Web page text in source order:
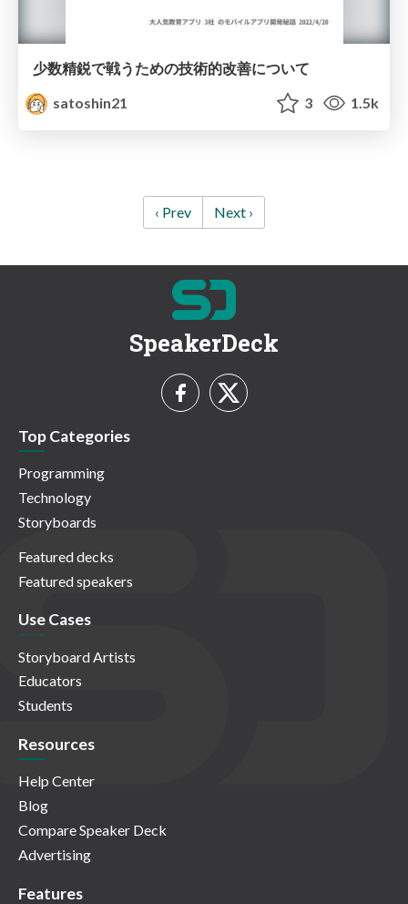
少数精鋭で戦うための技術的改善について
satoshin21
3 1.5k
‹ Prev Next ›
SpeakerDeck
Top Categories
Programming
Technology
Storyboards
Featured decks
Featured speakers
Use Cases
Storyboard Artists
Educators
Students
Resources
Help Center
Blog
Compare Speaker Deck
Advertising
Features